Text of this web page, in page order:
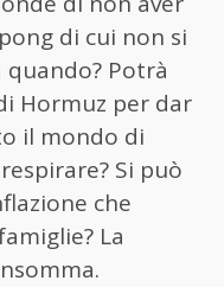
di cui non si
Potrà
Hormuz per dar
il mondo di
Si può
che
La